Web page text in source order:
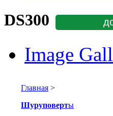
DS300
Image
Главная >
Шуруповерты